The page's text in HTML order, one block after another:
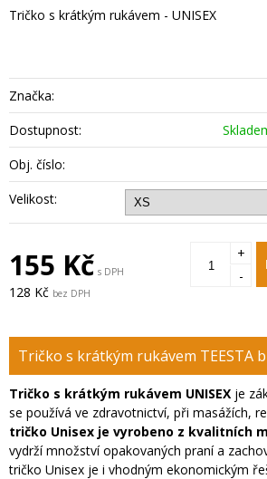
Tričko s krátkým rukávem - UNISEX
Značka:
Dostupnost:
Obj. číslo:
Velikost:
155 Kč s DPH
128 Kč bez DPH
+
-
Tričko s krátkým rukávem TEESTA
Tričko s krátkým rukávem UNISEX je
se používá ve zdravotnictví, při masážích,
tričko Unisex je vyrobeno z kvalitních
vydrží množství opakovaných praní a
tričko Unisex je i vhodným ekonomickým